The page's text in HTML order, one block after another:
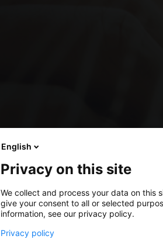
English
Privacy on this site
We collect and process your data on this
give your consent to all or selected
information, see our privacy policy.
Privacy policy